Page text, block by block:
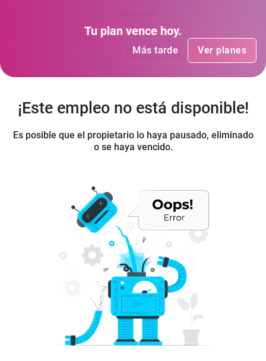
Tu plan ha vencido.
Más tarde Ver planes
Tu plan vence hoy.
Más tarde Ver planes
¡Este empleo no está disponible!
Es posible que el propietario lo haya pausado, eliminado
o se haya vencido.